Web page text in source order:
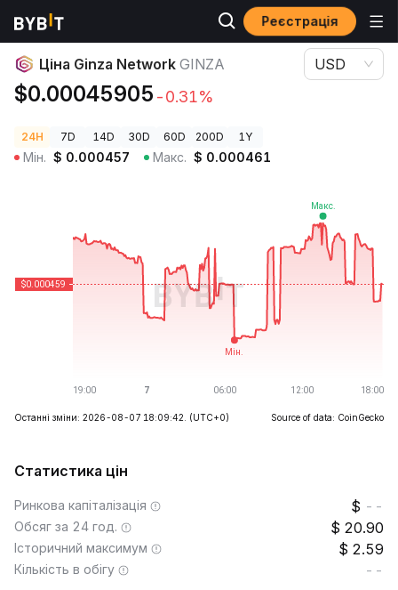
Реєстрація
Ціни криптовалют Ціна Ginza Network GINZA
Ціна Ginza Network GINZA
$0.00045905 -0.31%
USD
24H 7D 14D 30D 60D 200D 1Y
Мін. $ 0.000457 Макс. $ 0.000461
Останні зміни: 2026-08-07 18:09:42. (UTC+0) Source of data: CoinGecko
Статистика цін
Ринкова капіталізація --
Обсяг за 24 год. 20.90
Історичний максимум 2.59
Кількість в обігу --